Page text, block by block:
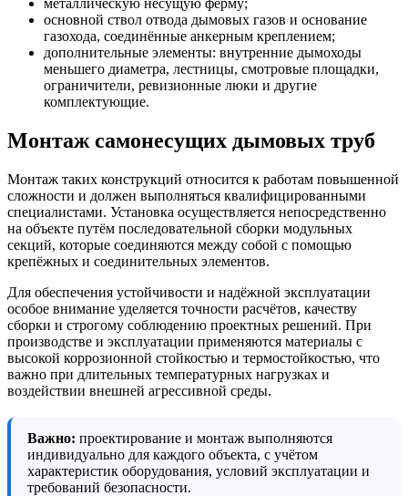
основной ствол отвода дымовых газов и основание
газохода, соединённые анкерным креплением;
дополнительные элементы: внутренние дымоходы
меньшего диаметра, лестницы, смотровые площадки,
ограничители, ревизионные люки и другие
комплектующие.
Монтаж самонесущих дымовых труб
Монтаж таких конструкций относится к работам повышенной
сложности и должен выполняться квалифицированными
специалистами. Установка осуществляется непосредственно
на объекте путём последовательной сборки модульных
секций, которые соединяются между собой с помощью
крепёжных и соединительных элементов.
Для обеспечения устойчивости и надёжной эксплуатации
особое внимание уделяется точности расчётов, качеству
сборки и строгому соблюдению проектных решений. При
производстве и эксплуатации применяются материалы с
высокой коррозионной стойкостью и термостойкостью, что
важно при длительных температурных нагрузках и
воздействии внешней агрессивной среды.
Важно: проектирование и монтаж выполняются
индивидуально для каждого объекта, с учётом
характеристик оборудования, условий эксплуатации и
требований безопасности.